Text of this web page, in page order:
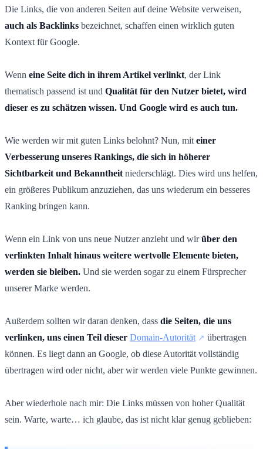
Die Links, die von anderen Seiten auf deine Website verweisen,
auch als Backlinks bezeichnet, schaffen einen wirklich guten
Kontext für Google.
Wenn eine Seite dich in ihrem Artikel verlinkt, der Link
thematisch passend ist und Qualität für den Nutzer bietet, wird
dieser es zu schätzen wissen. Und Google wird es auch tun.
Wie werden wir mit guten Links belohnt? Nun, mit einer
Verbesserung unseres Rankings, die sich in höherer
Sichtbarkeit und Bekanntheit niederschlägt. Dies wird uns helfen,
ein größeres Publikum anzuziehen, das uns wiederum ein besseres
Ranking bringen kann.
Wenn ein Link von uns neue Nutzer anzieht und wirüber den
verlinkten Inhalt hinaus weitere wertvolle Elemente bieten,
werden sie bleiben. Und sie werden sogar zu einem Fürsprecher
unserer Marke werden.
Außerdem sollten wir daran denken, dass die Seiten, die uns
verlinken, uns einen Teil dieser Domain-Autorität
übertragen
können. Es liegt dann an Google, ob diese Autorität vollständig
übertragen wird oder nicht, aber wir werden viele Punkte gewinnen.
Aber wiederhole nach mir: Die Links müssen von hoher Qualität
sein. Warte, warte… ich glaube, das ist nicht klar genug geblieben: